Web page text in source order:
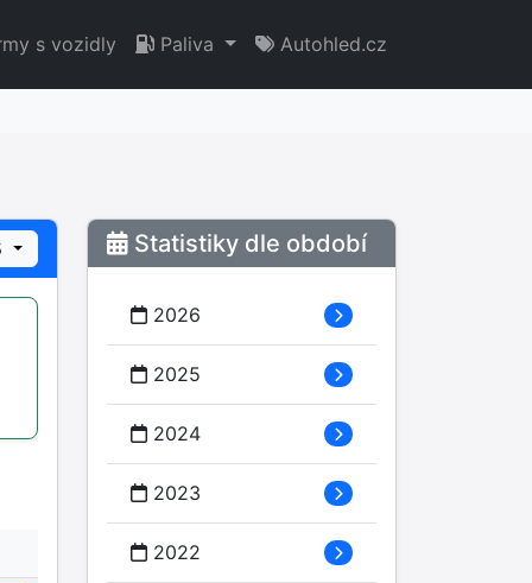
s vozidly Paliva Autohled.cz
Statistiky dle období
2026
2025
2024
2023
2022